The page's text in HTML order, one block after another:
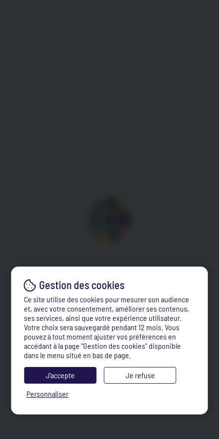
Ce site utilise des cookies pour mesurer son audience
et, avec votre consentement, améliorer ses contenus,
ses services, ainsi que votre expérience utilisateur.
Votre choix sera sauvegardé pendant 12 mois. Vous
pouvez à tout moment ajuster vos préférences en
accédant à la page "Gestion des cookies" disponible
dans le menu situé en bas de page.
J’accepte
Je refuse
Personnaliser